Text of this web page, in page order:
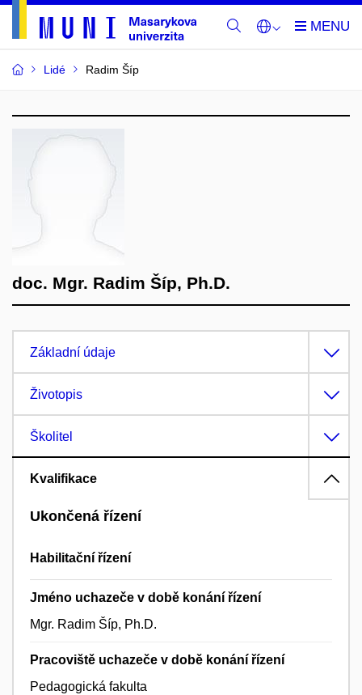
Lidé Radim Šíp
doc. Mgr. Radim Šíp, Ph.D.
Základní údaje
Životopis
Školitel
Kvalifikace
Ukončená řízení
Habilitační řízení
Jméno uchazeče v době konání řízení
Mgr. Radim Šíp, Ph.D.
Pracoviště uchazeče v době konání řízení
Pedagogická fakulta